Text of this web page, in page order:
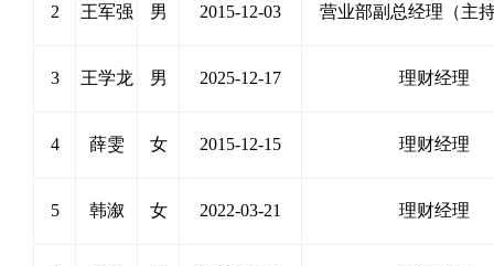
2 王军强 男 2015-12-03 营业部副总经理（主
3 王学龙 男 2025-12-17 理财经理
4 薛雯 女 2015-12-15 理财经理
5 韩溆 女 2022-03-21 理财经理